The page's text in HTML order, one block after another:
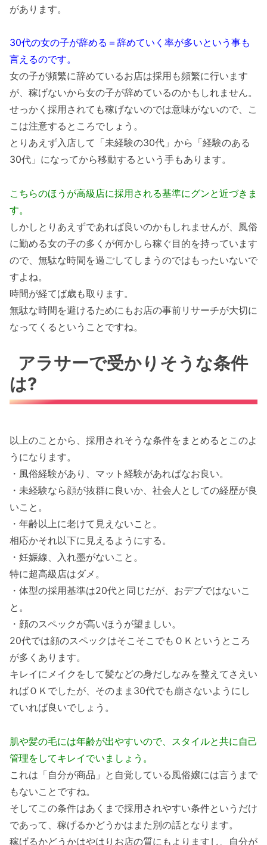
があります。
30代の女の子が辞める＝辞めていく率が多いという事も
言えるのです。
女の子が頻繁に辞めているお店は採用も頻繁に行います
が、稼げないから女の子が辞めているのかもしれません。
せっかく採用されても稼げないのでは意味がないので、こ
こは注意するところでしょう。
とりあえず入店して「未経験の30代」から「経験のある
30代」になってから移動するという手もあります。
こちらのほうが高級店に採用される基準にグンと近づきま
す。
しかしとりあえずであれば良いのかもしれませんが、風俗
に勤める女の子の多くが何かしら稼ぐ目的を持っています
ので、無駄な時間を過ごしてしまうのではもったいないで
すよね。
時間が経てば歳も取ります。
無駄な時間を避けるためにもお店の事前リサーチが大切に
なってくるということですね。
アラサーで受かりそうな条件
は?
以上のことから、採用されそうな条件をまとめるとこのよ
うになります。
・風俗経験があり、マット経験があればなお良い。
・未経験なら顔が抜群に良いか、社会人としての経歴が良
いこと。
・年齢以上に老けて見えないこと。
相応かそれ以下に見えるようにする。
・妊娠線、入れ墨がないこと。
特に超高級店はダメ。
・体型の採用基準は20代と同じだが、おデブではないこ
と。
・顔のスペックが高いほうが望ましい。
20代では顔のスペックはそこそこでもＯＫというところ
が多くあります。
キレイにメイクをして髪などの身だしなみを整えてさえい
ればＯＫでしたが、そのまま30代でも崩さないようにし
ていれば良いでしょう。
肌や髪の毛には年齢が出やすいので、スタイルと共に自己
管理をしてキレイでいましょう。
これは「自分が商品」と自覚している風俗嬢には言うまで
もないことですね。
そしてこの条件はあくまで採用されやすい条件というだけ
であって、稼げるかどうかはまた別の話となります。
稼げるかどうかはやはりお店の質にもよりますし、自分が